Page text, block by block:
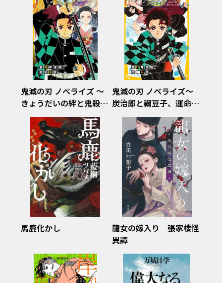
鬼滅の刃 ノベライズ ～
きょうだいの絆と鬼殺隊
編～(集英社みらい文
庫）
鬼滅の刃 ノベライズ～
炭治郎と禰豆子、運命の
はじまり編～（集英社み
らい文庫）
馬鹿化かし
龍女の嫁入り 張家楼怪
異譚